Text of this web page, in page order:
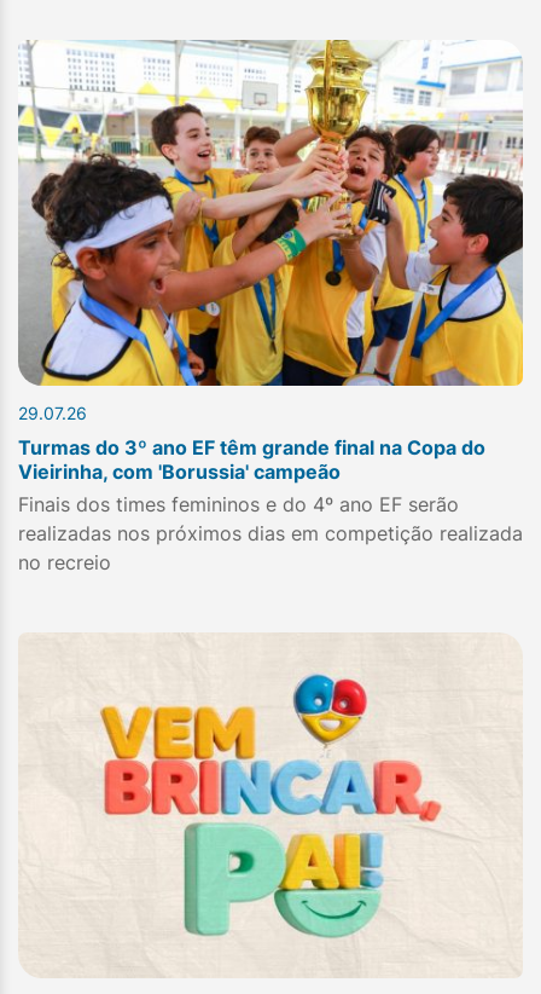
29.07.26
Turmas do 3º ano EF têm grande final na Copa do
Vieirinha, com 'Borussia' campeão
Finais dos times femininos e do 4º ano EF serão
realizadas nos próximos dias em competição realizada
no recreio